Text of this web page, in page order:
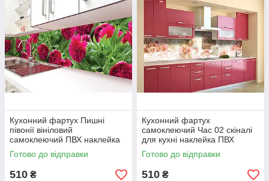
Кухонний фартух Пишні
півонії вініловий
самоклеючий ПВХ наклейка
скіналі для кухні зелений
600х2000 мм
Готово до відправки
510 ₴
Кухонний фартух
самоклеючий Час 02 скіналі
для кухні наклейка ПВХ
троянди ретро пічна
машинка 600х2000 мм
Готово до відправки
510 ₴